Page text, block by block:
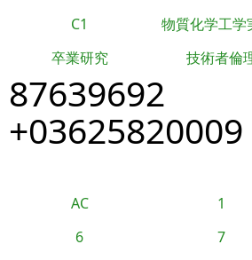
C1 物質化学工学
卒業研究
技術者倫
87639692
+03625820009
AC 1
6
7